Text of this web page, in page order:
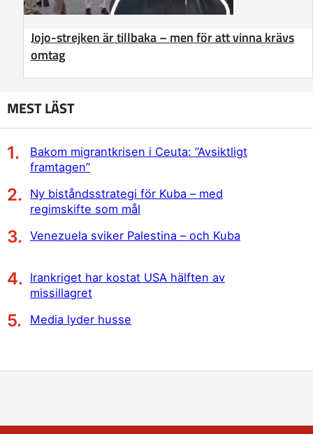
Jojo-strejken är tillbaka – men för att vinna krävs
omtag
MEST LÄST
Bakom migrantkrisen i Ceuta: ”Avsiktligt
framtagen”
Ny biståndsstrategi för Kuba – med
regimskifte som mål
Venezuela sviker Palestina – och Kuba
Irankriget har kostat USA hälften av
missillagret
Media lyder husse